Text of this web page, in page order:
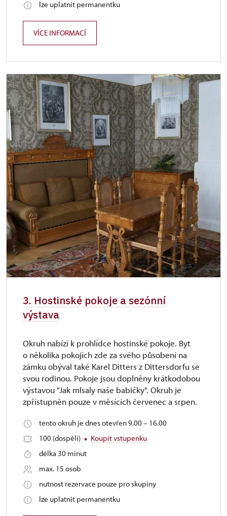
lze uplatnit permanentku
VÍCE INFORMACÍ
3. Hostinské pokoje a sezónní
výstava
Okruh nabízí k prohlídce hostinské pokoje. Byt
o několika pokojích zde za svého působení na
zámku obýval také Karel Ditters z Dittersdorfu se
svou rodinou. Pokoje jsou doplněny krátkodobou
výstavou "Jak mlsaly naše babičky". Okruh je
zpřístupněn pouze v měsících červenec a srpen.
tento okruh je dnes otevřen 9.00 – 16.00
100 (dospělí)
Koupit vstupenku
délka 30 minut
max. 15 osob
nutnost rezervace pouze pro skupiny
lze uplatnit permanentku